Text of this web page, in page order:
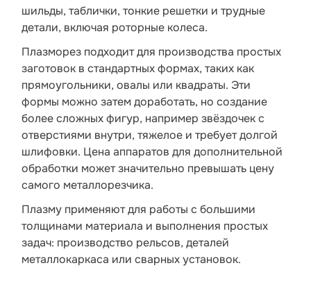
шильды, таблички, тонкие решетки и трудные
детали, включая роторные колеса.
Плазморез подходит для производства простых
заготовок в стандартных формах, таких как
прямоугольники, овалы или квадраты. Эти
формы можно затем доработать, но создание
более сложных фигур, например звёздочек с
отверстиями внутри, тяжелое и требует долгой
шлифовки. Цена аппаратов для дополнительной
обработки может значительно превышать цену
самого металлорезчика.
Плазму применяют для работы с большими
толщинами материала и выполнения простых
задач: производство рельсов, деталей
металлокаркаса или сварных установок.